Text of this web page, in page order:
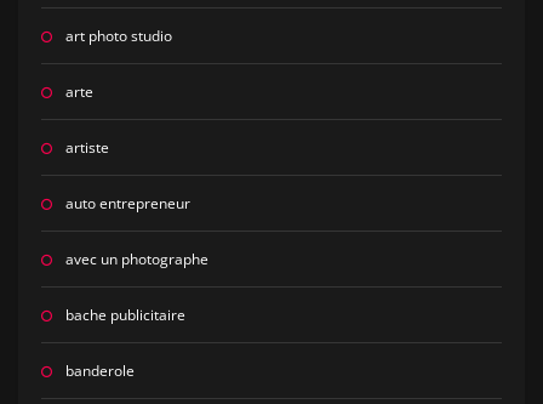
art photo studio
arte
artiste
auto entrepreneur
avec un photographe
bache publicitaire
banderole